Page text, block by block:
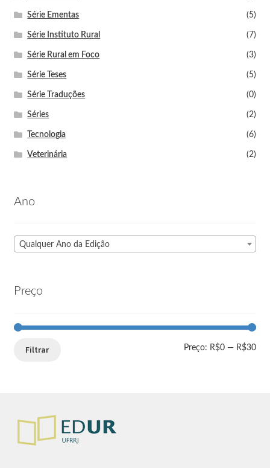
Série Ementas (5)
Série Instituto Rural (7)
Série Rural em Foco (3)
Série Teses (5)
Série Traduções (0)
Séries (2)
Tecnologia (6)
Veterinária (2)
Ano
Qualquer Ano da Edição
Preço
Filtrar Preço: R$0 — R$30